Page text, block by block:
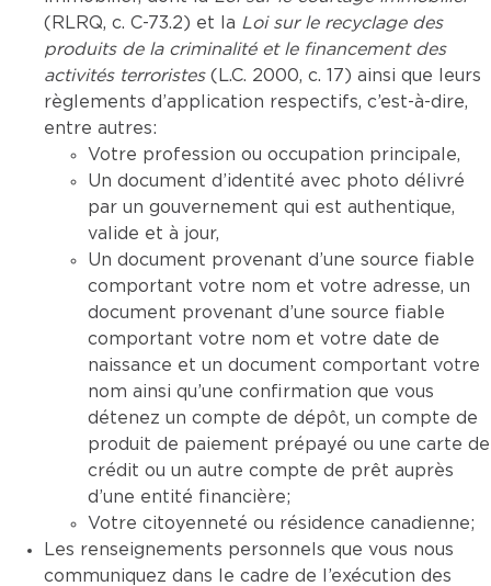
(RLRQ, c. C-73.2) et la Loi sur le recyclage des
produits de la criminalité et le financement des
activités terroristes(L.C. 2000, c. 17) ainsi que leurs
règlements d’application respectifs, c’est-à-dire,
entre autres:
Votre profession ou occupation principale,
Un document d’identité avec photo délivré
par un gouvernement qui est authentique,
valide et à jour,
Un document provenant d’une source fiable
comportant votre nom et votre adresse, un
document provenant d’une source fiable
comportant votre nom et votre date de
naissance et un document comportant votre
nom ainsi qu’une confirmation que vous
détenez un compte de dépôt, un compte de
produit de paiement prépayé ou une carte de
crédit ou un autre compte de prêt auprès
d’une entité financière;
Votre citoyenneté ou résidence canadienne;
Les renseignements personnels que vous nous
communiquez dans le cadre de l’exécution des